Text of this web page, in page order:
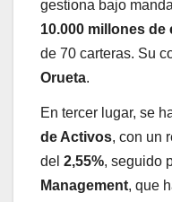
gestiona bajo
10.000 millones de
de 70 carteras. Su
Orueta.
En tercer lugar, se
de Activos, con un
del 2,55%, seguido
Management, que